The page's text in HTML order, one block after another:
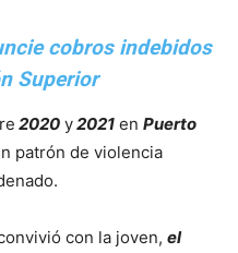
cobros indebidos
Superior
2020 y2021 en Puerto
patrón de violencia
con la joven, el